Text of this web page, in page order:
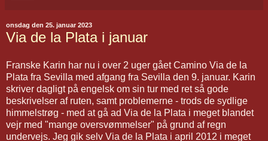
onsdag den 25. januar 2023
Via de la Plata i januar
Franske Karin har nu i over 2 uger gået Camino Via de la
Plata fra Sevilla med afgang fra Sevilla den 9. januar. Karin
skriver dagligt på engelsk om sin tur med ret så gode
beskrivelser af ruten, samt problemerne - trods de sydlige
himmelstrøg - med at gå ad Via de la Plata i meget blandet
vejr med "mange oversvømmelser" på grund af regn
undervejs. Jeg gik selv Via de la Plata i april 2012 i meget